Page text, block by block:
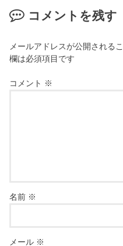
コメントを残す
メールアドレスが公開される
欄は必須項目です
コメント ※
名前 ※
メール ※